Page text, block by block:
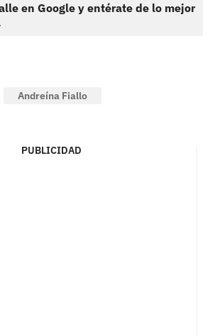
en Google y entérate de lo mejor
Andreína Fiallo
PUBLICIDAD